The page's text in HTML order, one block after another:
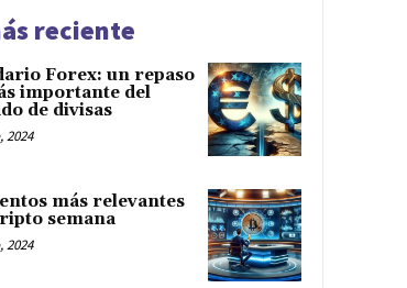
reciente
Forex: un repaso
importante del
de divisas
2024
más relevantes
semana
2024